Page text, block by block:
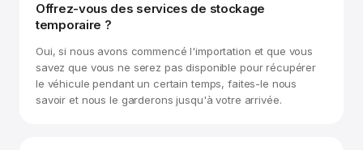
Offrez-vous des services de stockage
temporaire ?
Oui, si nous avons commencé l'importation et que vous
savez que vous ne serez pas disponible pour récupérer
le véhicule pendant un certain temps, faites-le nous
savoir et nous le garderons jusqu'à votre arrivée.